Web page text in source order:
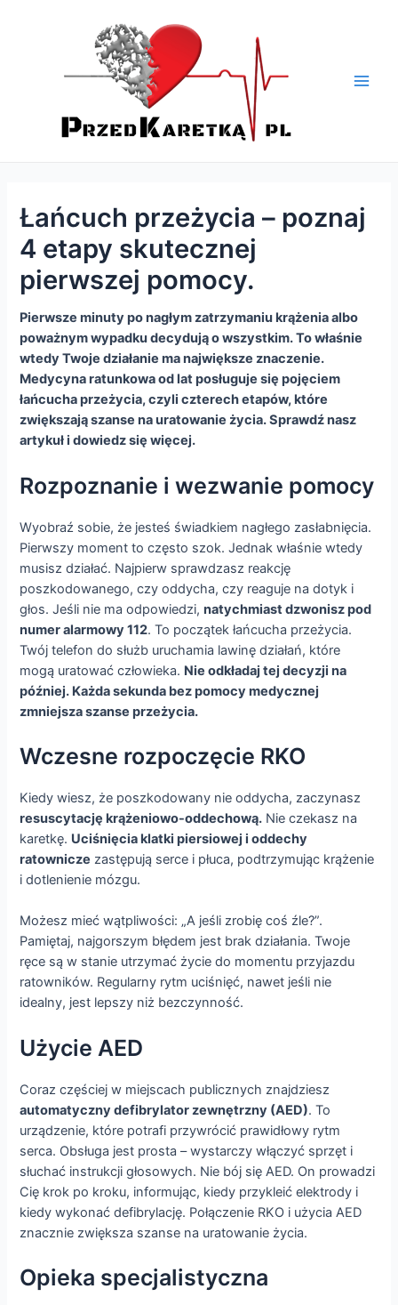
Łańcuch przeżycia – poznaj
4 etapy skutecznej
pierwszej pomocy.
Pierwsze minuty po nagłym zatrzymaniu krążenia albo
poważnym wypadku decydują o wszystkim. To właśnie
wtedy Twoje działanie ma największe znaczenie.
Medycyna ratunkowa od lat posługuje się pojęciem
łańcucha przeżycia, czyli czterech etapów, które
zwiększają szanse na uratowanie życia. Sprawdź nasz
artykuł i dowiedz się więcej.
Rozpoznanie i wezwanie pomocy
Wyobraź sobie, że jesteś świadkiem nagłego zasłabnięcia.
Pierwszy moment to często szok. Jednak właśnie wtedy
musisz działać. Najpierw sprawdzasz reakcję
poszkodowanego, czy oddycha, czy reaguje na dotyk i
głos. Jeśli nie ma odpowiedzi,natychmiast dzwonisz pod
numer alarmowy 112. To początek łańcucha przeżycia.
Twój telefon do służb uruchamia lawinę działań, które
mogą uratować człowieka. Nie odkładaj tej decyzji na
później. Każda sekunda bez pomocy medycznej
zmniejsza szanse przeżycia.
Wczesne rozpoczęcie RKO
Kiedy wiesz, że poszkodowany nie oddycha, zaczynasz
resuscytację krążeniowo-oddechową. Nie czekasz na
karetkę. Uciśnięcia klatki piersiowej i oddechy
ratownicze zastępują serce i płuca, podtrzymując krążenie
i dotlenienie mózgu.
Możesz mieć wątpliwości: „A jeśli zrobię coś źle?”.
Pamiętaj, najgorszym błędem jest brak działania. Twoje
ręce są w stanie utrzymać życie do momentu przyjazdu
ratowników. Regularny rytm uciśnięć, nawet jeśli nie
idealny, jest lepszy niż bezczynność.
Użycie AED
Coraz częściej w miejscach publicznych znajdziesz
automatyczny defibrylator zewnętrzny (AED). To
urządzenie, które potrafi przywrócić prawidłowy rytm
serca. Obsługa jest prosta – wystarczy włączyć sprzęt i
słuchać instrukcji głosowych. Nie bój się AED. On prowadzi
Cię krok po kroku, informując, kiedy przykleić elektrody i
kiedy wykonać defibrylację. Połączenie RKO i użycia AED
znacznie zwiększa szanse na uratowanie życia.
Opieka specjalistyczna